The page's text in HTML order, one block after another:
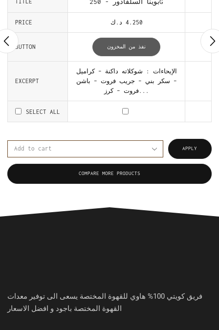
TITLE بوينا السلفادور - 250G
PRICE 4.250 د.ك
BUTTON نفذ من المخزون
EXCERPT
الإيحاءات : شوكلاته داكنة – كراميل
– سكر بني – جريب فروت – باشن
فروت – كرز...
SELECT ALL
APPLY
COMPARE MORE PRODUCTS
فريق كويتي 100% هاوي للقهوة المختصة يسعى الى توفير معدات
القهوة المختصة باجود و افضل الاسعار